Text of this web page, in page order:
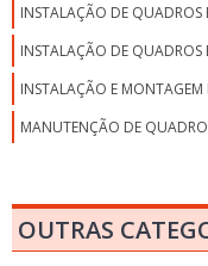
INSTALAÇÃO DE QUADROS
INSTALAÇÃO DE QUADROS
INSTALAÇÃO E MONTAGEM
MANUTENÇÃO DE
MONTAGEM DE QUADRO
MONTAGEM DE QUADRO
OUTRAS